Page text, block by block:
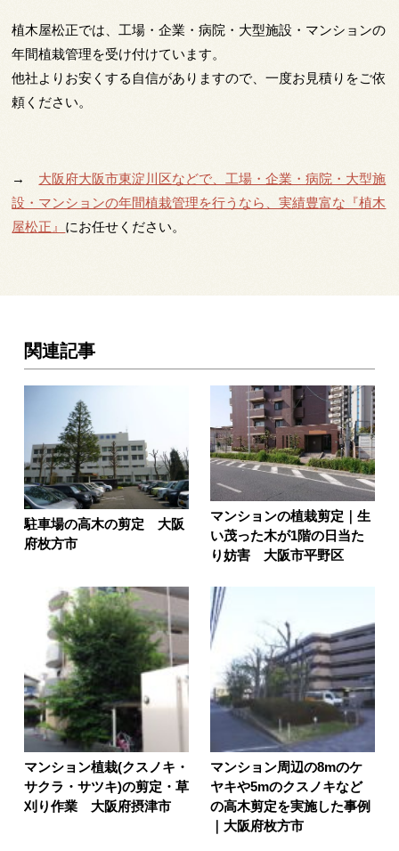
植木屋松正では、工場・企業・病院・大型施設・マンションの
年間植栽管理を受け付けています。
他社よりお安くする自信がありますので、一度お見積りをご依
頼ください。
→ 大阪府大阪市東淀川区などで、工場・企業・病院・大型施
設・マンションの年間植栽管理を行うなら、実績豊富な『植木
屋松正』 にお任せください。
関連記事
駐車場の高木の剪定 大阪
府枚方市
マンションの植栽剪定｜生
い茂った木が1階の日当た
り妨害 大阪市平野区
マンション植栽(クスノキ・
サクラ・サツキ)の剪定・草
刈り作業 大阪府摂津市
マンション周辺の8mのケ
ヤキや5mのクスノキなど
の高木剪定を実施した事例
｜大阪府枚方市